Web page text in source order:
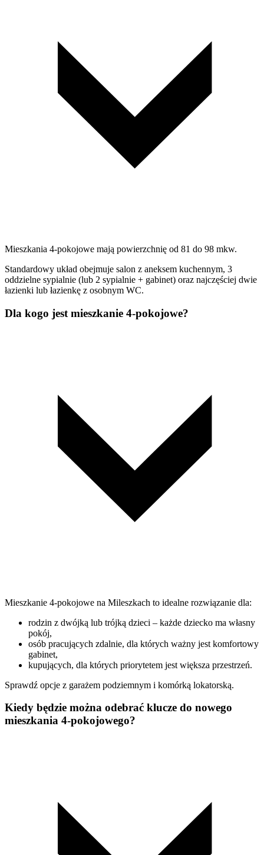
Mieszkania 4-pokojowe mają powierzchnię od 81 do 98 mkw.
Standardowy układ obejmuje salon z aneksem kuchennym, 3
oddzielne sypialnie (lub 2 sypialnie + gabinet) oraz najczęściej dwie
łazienki lub łazienkę z osobnym WC.
Dla kogo jest mieszkanie 4-pokojowe?
Mieszkanie 4-pokojowe na Mileszkach to idealne rozwiązanie dla:
rodzin z dwójką lub trójką dzieci – każde dziecko ma własny
pokój,
osób pracujących zdalnie, dla których ważny jest komfortowy
gabinet,
kupujących, dla których priorytetem jest większa przestrzeń.
Sprawdź opcje z garażem podziemnym i komórką lokatorską.
Kiedy będzie można odebrać klucze do nowego
mieszkania 4-pokojowego?